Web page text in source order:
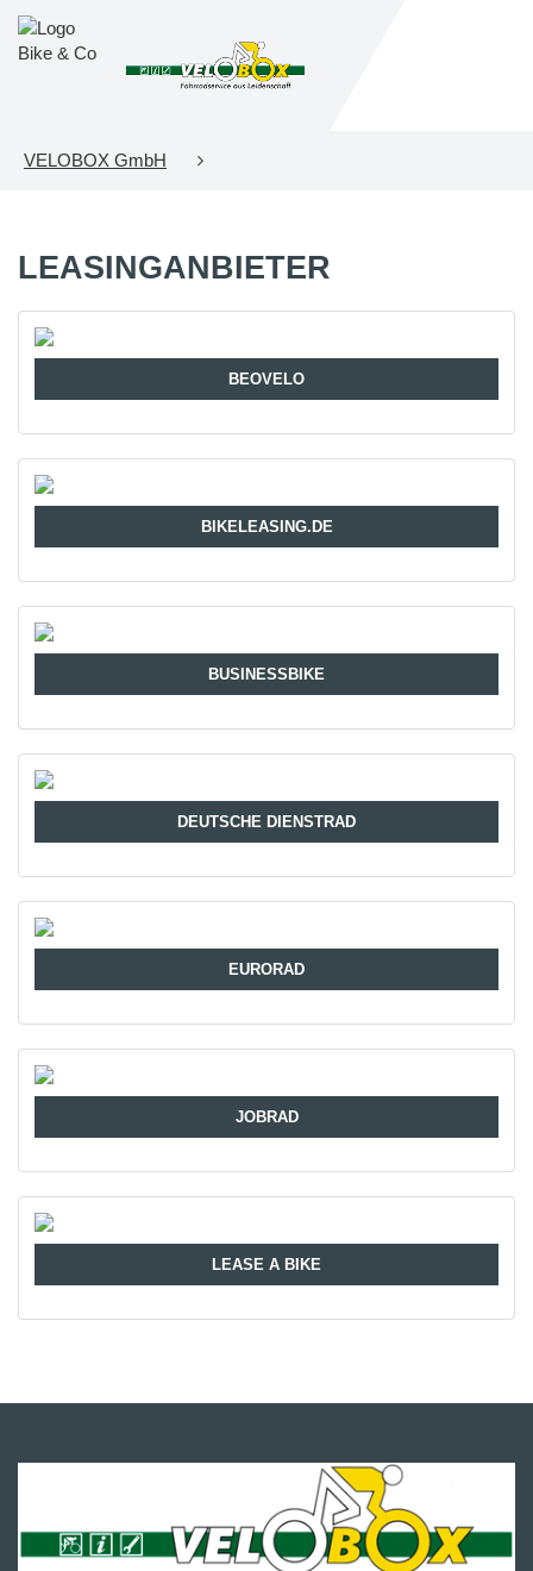
VELOBOX GmbH
LEASINGANBIETER
BEOVELO
BIKELEASING.DE
BUSINESSBIKE
DEUTSCHE DIENSTRAD
EURORAD
JOBRAD
LEASE A BIKE